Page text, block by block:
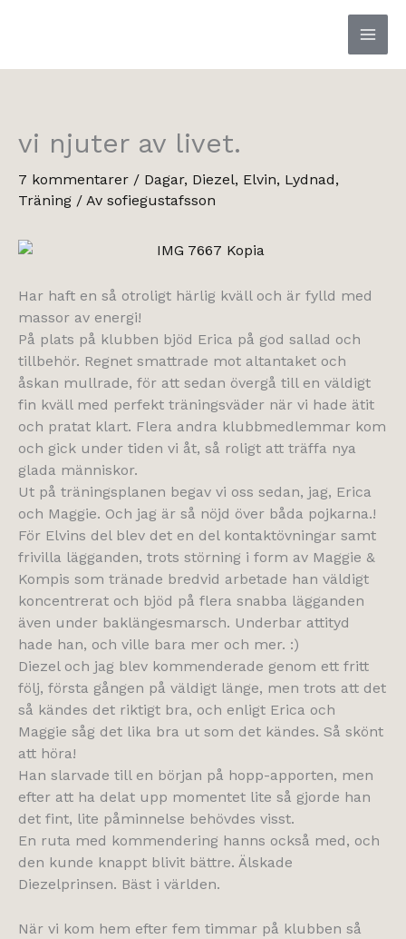
vi njuter av livet.
7 kommentarer / Dagar, Diezel, Elvin, Lydnad,
Träning / Av sofiegustafsson
Har haft en så otroligt härlig kväll och är fylld med
massor av energi!
På plats på klubben bjöd Erica på god sallad och
tillbehör. Regnet smattrade mot altantaket och
åskan mullrade, för att sedan övergå till en väldigt
fin kväll med perfekt träningsväder när vi hade ätit
och pratat klart. Flera andra klubbmedlemmar kom
och gick under tiden vi åt, så roligt att träffa nya
glada människor.
Ut på träningsplanen begav vi oss sedan, jag, Erica
och Maggie. Och jag är så nöjd över båda pojkarna.!
För Elvins del blev det en del kontaktövningar samt
frivilla lägganden, trots störning i form av Maggie &
Kompis som tränade bredvid arbetade han väldigt
koncentrerat och bjöd på flera snabba lägganden
även under baklängesmarsch. Underbar attityd
hade han, och ville bara mer och mer. :)
Diezel och jag blev kommenderade genom ett fritt
följ, första gången på väldigt länge, men trots att det
så kändes det riktigt bra, och enligt Erica och
Maggie såg det lika bra ut som det kändes. Så skönt
att höra!
Han slarvade till en början på hopp-apporten, men
efter att ha delat upp momentet lite så gjorde han
det fint, lite påminnelse behövdes visst.
En ruta med kommendering hanns också med, och
den kunde knappt blivit bättre. Älskade
Diezelprinsen. Bäst i världen.
När vi kom hem efter fem timmar på klubben så